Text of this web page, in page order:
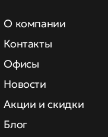
О компании
Контакты
Офисы
Новости
Акции и скидки
Блог